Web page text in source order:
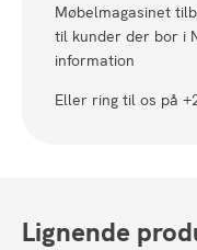
Møbelmagasinet
til kunder der bor i
information
Eller ring til os på
Lignende